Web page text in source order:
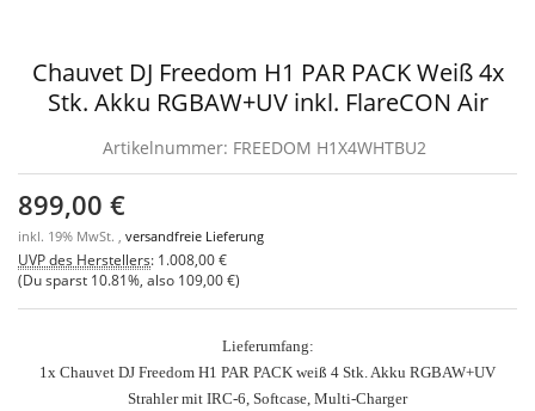
Chauvet DJ Freedom H1 PAR PACK Weiß 4x
Stk. Akku RGBAW+UV inkl. FlareCON Air
Artikelnummer: FREEDOM H1X4WHTBU2
899,00 €
inkl. 19% MwSt. , versandfreie Lieferung
UVP des Herstellers: 1.008,00 €
(Du sparst 10.81% , also 109,00 €)
Lieferumfang:
1x Chauvet DJ Freedom H1 PAR PACK weiß 4 Stk. Akku RGBAW+UV
Strahler mit IRC-6, Softcase, Multi-Charger